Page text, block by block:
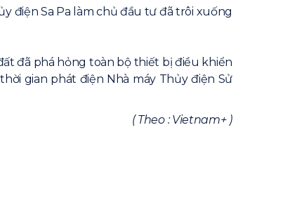
điện Sa Pa làm chủ đầu tư đã trôi xuống
đã phá hỏng toàn bộ thiết bị điều khiển
gian phát điện Nhà máy Thủy điện Sử
( Theo : Vietnam+ )